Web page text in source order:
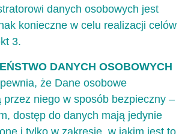
danych osobowych jest
konieczne w celu realizacji celów
3.
DANYCH OSOBOWYCH
że Dane osobowe
przez niego w sposób bezpieczny –
dostęp do danych mają jedynie
i tylko w zakresie, w jakim jest to